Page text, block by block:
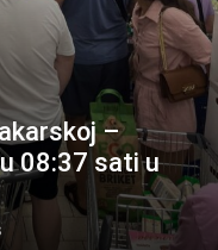
–
08:37 sati u